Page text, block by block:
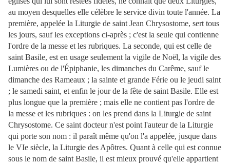
au moyen desquelles elle célèbre le service divin toute l'année. La
première, appelée la Liturgie de saint Jean Chrysostome, sert tous
les jours, sauf les exceptions ci-après ; c'est la seule qui contienne
l'ordre de la messe et les rubriques. La seconde, qui est celle de
saint Basile, est en usage seulement la vigile de Noël, la vigile des
Lumières ou de l'Épiphanie, les dimanches du Carême, sauf le
dimanche des Rameaux ; la sainte et grande Férie ou le jeudi saint
; le samedi saint, et enfin le jour de la fête de saint Basile. Elle est
plus longue que la première ; mais elle ne contient pas l'ordre de
la messe et les rubriques : on les prend dans la Liturgie de saint
Chrysostome. Ce saint docteur n'est point l'auteur de la Liturgie
qui porte son nom : il paraît même qu'on l'a appelée, jusque dans
le VIe siècle, la Liturgie des Apôtres. Quant à celle qui est connue
sous le nom de saint Basile, il est mieux prouvé qu'elle appartient